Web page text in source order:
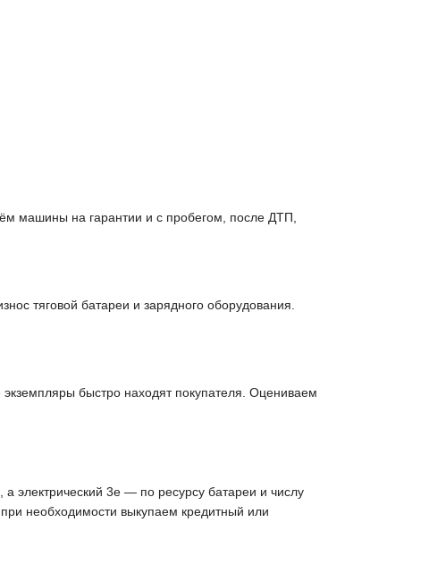
машины на гарантии и с пробегом, после ДТП,
тяговой батареи и зарядного оборудования.
быстро находят покупателя. Оцениваем
электрический 3е — по ресурсу батареи и числу
необходимости выкупаем кредитный или